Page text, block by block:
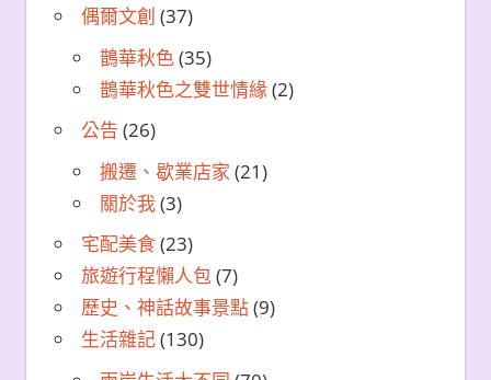
偶爾文創 (37)
鵲華秋色(35)
鵲華秋色之雙世情緣(2)
公告 (26)
搬遷、歇業店家 (21)
關於我(3)
宅配美食(23)
旅遊行程懶人包(7)
歷史、神話故事景點(9)
生活雜記(130)